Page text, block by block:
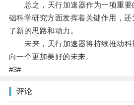
总之，天行加速器作为一项重要
础科学研究方面发挥着关键作用，
了新的思路和动力。
未来，天行加速器将持续推动科
向一个更加美好的未来。
#3#
评论